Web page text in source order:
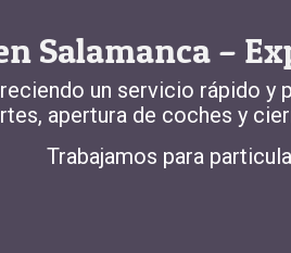
Salamanca –
un servicio rápido y
apertura de coches y
Trabajamos para